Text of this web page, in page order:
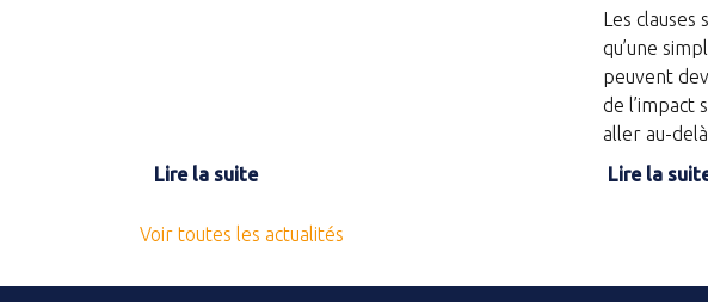
Lire la suite
Les clauses
qu’une
peuvent
de l’impact
aller au-
Lire la
Voir toutes les actualités